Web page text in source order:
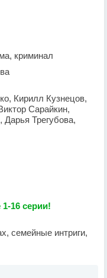
криминал
Кирилл Кузнецов,
Сарайкин,
Трегубова,
16 серии!
семейные интриги,